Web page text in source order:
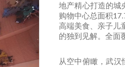
地产精心打造的城
购物中心总面积
高端美食、亲子儿
的独到见解。全面
从空中俯瞰，武汉